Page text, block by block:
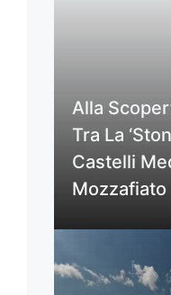
Alla
Tra La
Castelli
Mozzafiato